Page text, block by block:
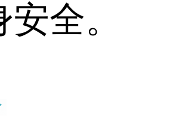
全。